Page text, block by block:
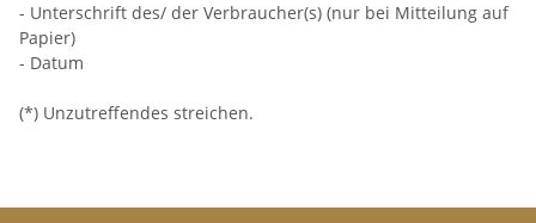
- Unterschrift des/ der Verbraucher(s) (nur bei Mitteilung auf
Papier)
- Datum
(*) Unzutreffendes streichen.